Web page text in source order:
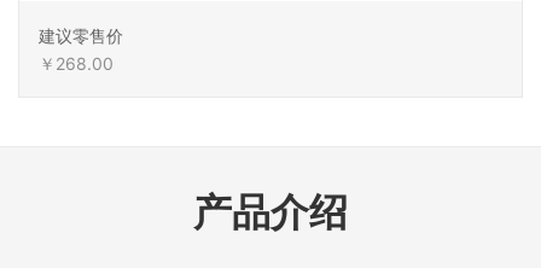
建议零售价
￥268.00
产品介绍